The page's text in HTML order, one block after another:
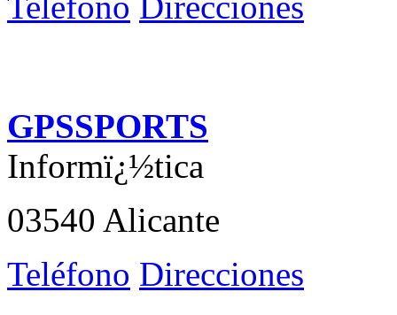
GPSSPORTS
Informï¿½tica
03540 Alicante
Teléfono Direcciones